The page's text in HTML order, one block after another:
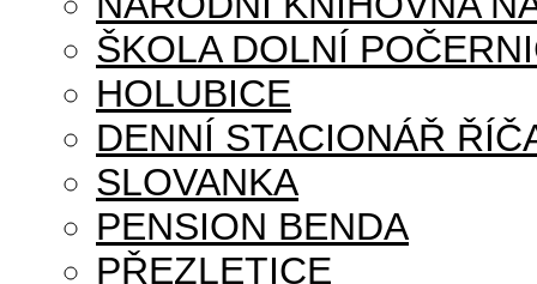
ŠKOLA DOLNÍ
HOLUBICE
DENNÍ STACIONÁŘ
SLOVANKA
PENSION BENDA
PŘEZLETICE